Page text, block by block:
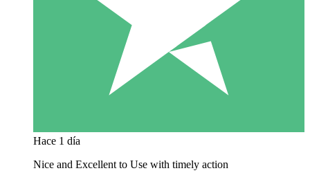
Hace 1 día
Nice and Excellent to Use with timely action